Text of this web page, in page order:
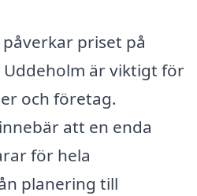
priset på
är viktigt för
och företag.
att en enda
för hela
planering till